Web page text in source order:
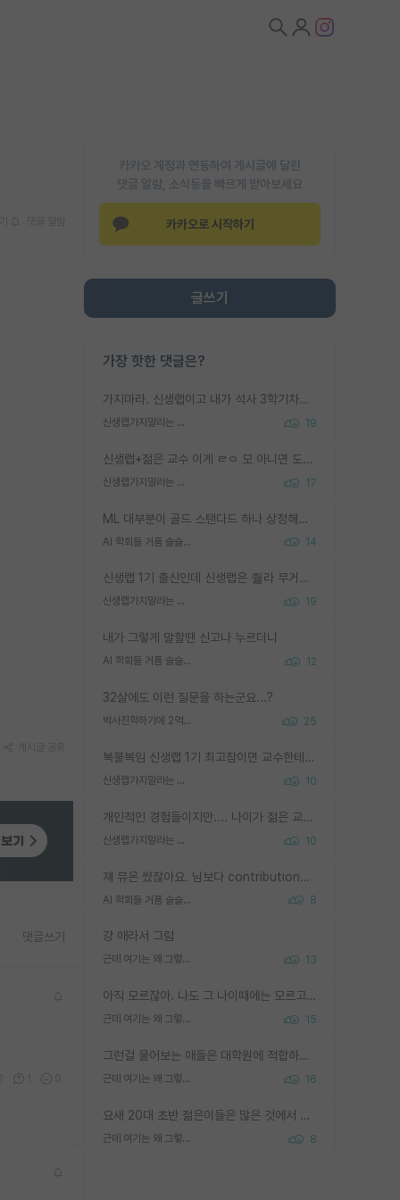
카카오 계정과 연동하여 게시글에 달린
댓글 알람, 소식등을 빠르게 받아보세요
카카오로 시작하기
글쓰기
가장 핫한 댓글은?
가지마라. 신생랩이고 내가 석사 3학기차인데 최고참인데 나도 아무것도 모르는데 교수가 후배들 왜 논문 교육 안시키냐. 논문 왜 안 써오냐 닦달한다
신생랩가지말라는 이유가 있었구나 19
신생랩+젊은 교수 이게 ㄹㅇ 모 아니면 도인듯.
신생랩가지말라는 이유가 있었구나 17
ML 대부분이 골드 스탠다드 하나 상정해놓고 (벤치마크 데이터셋이 여러 개면 여러 개 상정) 그거 얼마나 잘 맞추나 싸움임 가끔 번뜩이는 설계 철학을 보여주는 논문들도 있지만 대부분 그거 성적 얼마나 더 올리느라에 혈안이 되어 있는 측면이 잇음
AI 학회들 거품 슬슬 지적이 나오네요 14
신생랩 1기 출신인데 신생랩은 줠라 무거운 바벨 같은거임. 들면 대박인데 못들면 깔려 죽음. 아무도 알려주지 않는 환경에서 자생해야하지만, 일단 살아남았다면 그 어떤 사람보다 악착같고 생존력 높은 사람으로 거듭날 수 있음
신생랩가지말라는 이유가 있었구나 19
내가 그렇게 말할땐 신고나 누르더니
AI 학회들 거품 슬슬 지적이 나오네요 12
32살에도 이런 질문을 하는군요...?
박사진학하기에 2억은 괜찮은 (?) 정도의 경제력인가요 25
복불복임 신생랩 1기 최고참이면 교수한테 직접 지도받는 시간이 매우 많음 제대로 된 교수라면 말이지 그게 아니라면 그냥 넌 해방 불가능한 노예 1호에 감점쓰레기통이 되는거고
신생랩가지말라는 이유가 있었구나 10
개인적인 경험들이지만.... 나이가 젊은 교수일수록 꼰대라는 가면을 쓴 채로 무례함을 행동하는 경우가 거의 90% 정도였음. 나이가 어린데 다른 또래들과 달리 명예, 권력, 재력까지 얻었으니 세상 다 가진 기분이겠지. 오히러 나이 든 교수들이 행동과 말을 더 조심하시더라.
신생랩가지말라는 이유가 있었구나 10
쟤 뮤온 썼잖아요. 님보다 contribution많음
AI 학회들 거품 슬슬 지적이 나오네요 8
걍 애라서 그럼
근데 여기는 왜 그렇게 SPK를 물어보는거임? 13
아직 모르잖아. 나도 그 나이때에는 모르고 평가 받고 안심하고 싶었어.
근데 여기는 왜 그렇게 SPK를 물어보는거임? 15
그런걸 물어보는 애들은 대학원에 적합하지 않다
근데 여기는 왜 그렇게 SPK를 물어보는거임? 16
요새 20대 초반 젊은이들은 많은 것에서 가성비를 따지더라고요. 내가 이 정도 인풋을 넣었을 때 그만큼 아웃풋이 나올 것인가? 사실 아웃풋이 인풋 대비 리니어하게 나오지 않는 영역을 시도하기 싫어한다는 느낌입니다.
근데 여기는 왜 그렇게 SPK를 물어보는거임? 8
댓글쓰기